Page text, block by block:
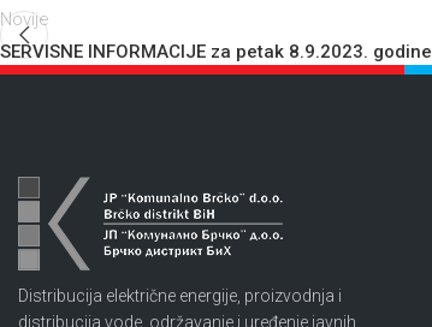
Novije
SERVISNE INFORMACIJE za petak 8.9.2023. godine
Distribucija električne energije, proizvodnja i
distribucija vode, održavanje i uređenje javnih